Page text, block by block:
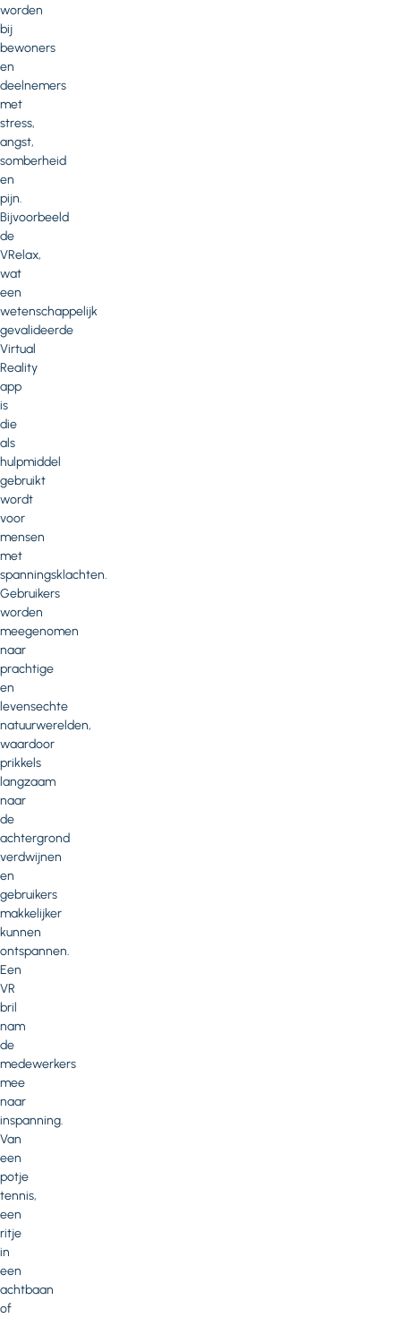
worden
bij
bewoners
en
deelnemers
met
stress,
angst,
somberheid
en
pijn.
Bijvoorbeeld
de
VRelax,
wat
een
wetenschappelijk
gevalideerde
Virtual
Reality
app
is
die
als
hulpmiddel
gebruikt
wordt
voor
mensen
met
spanningsklachten.
Gebruikers
worden
meegenomen
naar
prachtige
en
levensechte
natuurwerelden,
waardoor
prikkels
langzaam
naar
de
achtergrond
verdwijnen
en
gebruikers
makkelijker
kunnen
ontspannen.
Een
VR
bril
nam
de
medewerkers
mee
naar
inspanning.
Van
een
potje
tennis,
een
ritje
in
een
achtbaan
of